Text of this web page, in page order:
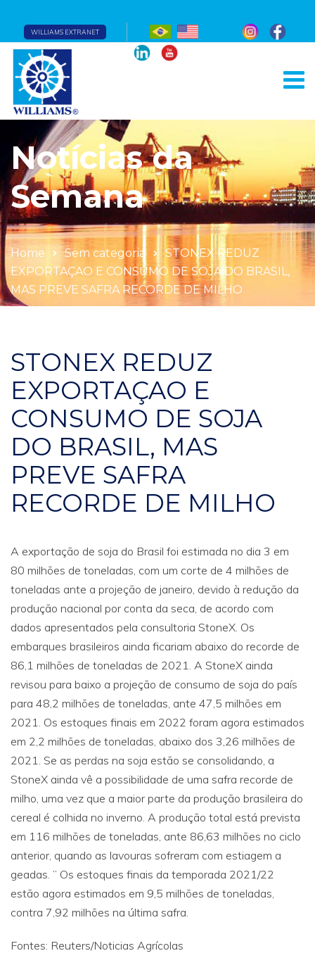
WILLIAMS EXTRANET
Notícias da
Semana
Home Sem categoria
STONEX REDUZ
EXPORTAÇAO E CONSUMO DE SOJA DO BRASIL,
MAS PREVE SAFRA RECORDE DE MILHO
STONEX REDUZ
EXPORTAÇAO E
CONSUMO DE SOJA
DO BRASIL, MAS
PREVE SAFRA
RECORDE DE MILHO
A exportação de soja do Brasil foi estimada no dia 3 em
80 milhões de toneladas, com um corte de 4 milhões de
toneladas ante a projeção de janeiro, devido à redução da
produção nacional por conta da seca, de acordo com
dados apresentados pela consultoria StoneX. Os
embarques brasileiros ainda ficariam abaixo do recorde de
86,1 milhões de toneladas de 2021. A StoneX ainda
revisou para baixo a projeção de consumo de soja do país
para 48,2 milhões de toneladas, ante 47,5 milhões em
2021. Os estoques finais em 2022 foram agora estimados
em 2,2 milhões de toneladas, abaixo dos 3,26 milhões de
2021. Se as perdas na soja estão se consolidando, a
StoneX ainda vê a possibilidade de uma safra recorde de
milho, uma vez que a maior parte da produção brasileira do
cereal é colhida no inverno. A produção total está prevista
em 116 milhões de toneladas, ante 86,63 milhões no ciclo
anterior, quando as lavouras sofreram com estiagem a
geadas. ” Os estoques finais da temporada 2021/22
estão agora estimados em 9,5 milhões de toneladas,
contra 7,92 milhões na última safra.
Fontes: Reuters/Noticias Agrícolas